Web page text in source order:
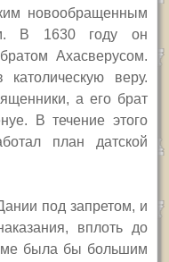
новообращенным
В 1630 году он
Ахасверусом.
веру.
а его брат
В течение этого
план датской
под запретом, и
вплоть до
была бы большим